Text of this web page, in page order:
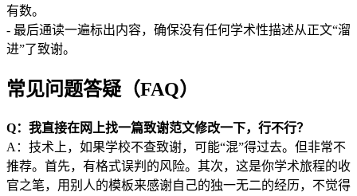
有数。
- 最后通读一遍标出内容，确保没有任何学术性描述从正文“溜
进”了致谢。
常见问题答疑（FAQ）
Q：我直接在网上找一篇致谢范文修改一下，行不行？
A：技术上，如果学校不查致谢，可能“混”得过去。但非常不
推荐。首先，有格式误判的风险。其次，这是你学术旅程的收
官之笔，用别人的模板来感谢自己的独一无二的经历，不觉得